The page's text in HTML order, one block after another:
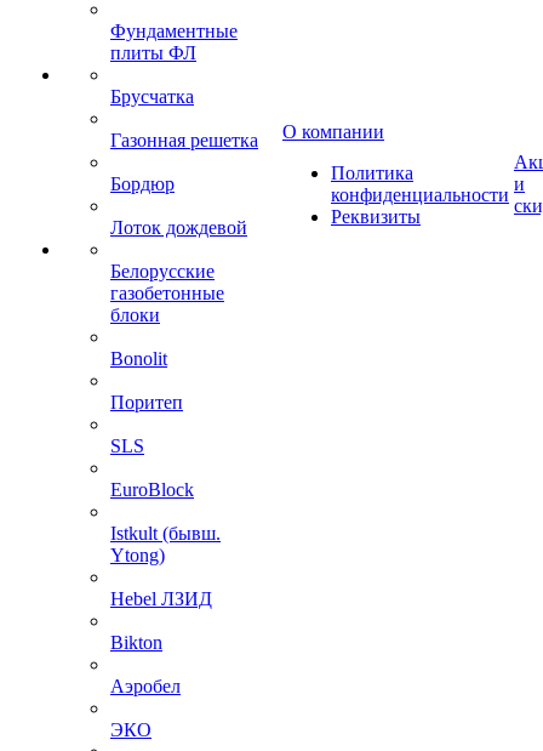
Фундаментные
плиты ФЛ
Брусчатка
Газонная решетка
Бордюр
Лоток дождевой
Белорусские
газобетонные
блоки
Bonolit
Поритеп
SLS
EuroBlock
Istkult (бывш.
Ytong)
Hebel ЛЗИД
Bikton
Аэробел
ЭКО
О компании
Политика
конфиденциальности
Реквизиты
и